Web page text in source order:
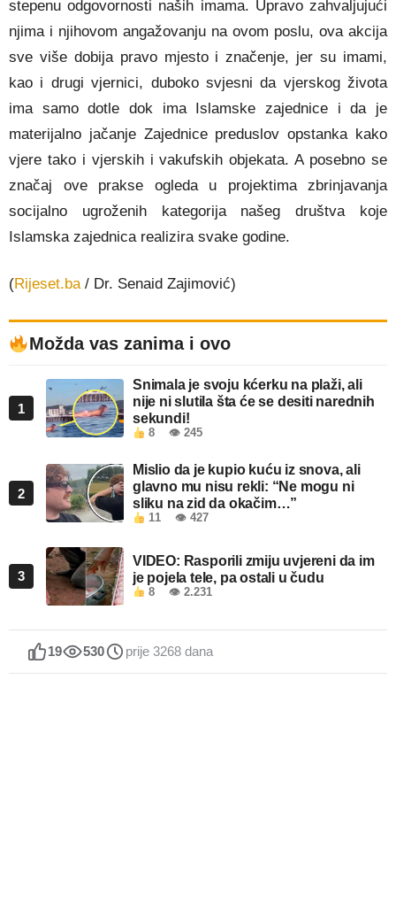
stepenu odgovornosti naših imama. Upravo zahvalju­jući
njima i njihovom angažovanju na ovom poslu, ova akcija
sve više dobija pravo mjesto i značenje, jer su imami,
kao i drugi vjernici, duboko svjesni da vjerskog života
ima samo dotle dok ima Islamske zajednice i da je
materijalno jačanje Zajednice preduslov opstanka kako
vjere tako i vjerskih i vakufskih objekata. A posebno se
značaj ove prakse ogleda u projektima zbrinjavanja
socijalno ugroženih kategorija našeg društva koje
Islamska zajednica realizira svake godine.
(Rijeset.ba/ Dr. Senaid Zajimović)
Možda vas zanima i ovo
1
Snimala je svoju kćerku na plaži, ali
nije ni slutila šta će se desiti narednih
sekundi!
8 👁 245
2
Mislio da je kupio kuću iz snova, ali
glavno mu nisu rekli: “Ne mogu ni
sliku na zid da okačim…”
11 👁 427
3
VIDEO: Rasporili zmiju uvjereni da im
je pojela tele, pa ostali u čudu
8 👁 2.231
19 530 prije 3268 dana